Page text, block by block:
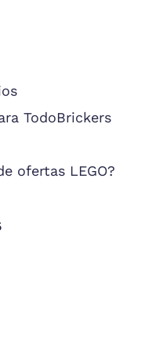
TodoBrickers
ofertas LEGO?